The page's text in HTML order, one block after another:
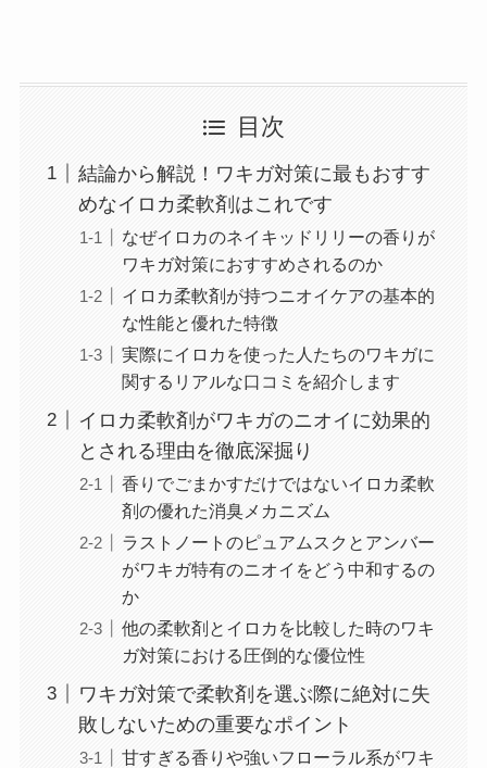
目次
結論から解説！ワキガ対策に最もおすす
めなイロカ柔軟剤はこれです
なぜイロカのネイキッドリリーの香りが
ワキガ対策におすすめされるのか
イロカ柔軟剤が持つニオイケアの基本的
な性能と優れた特徴
実際にイロカを使った人たちのワキガに
関するリアルな口コミを紹介します
イロカ柔軟剤がワキガのニオイに効果的
とされる理由を徹底深掘り
香りでごまかすだけではないイロカ柔軟
剤の優れた消臭メカニズム
ラストノートのピュアムスクとアンバー
がワキガ特有のニオイをどう中和するの
か
他の柔軟剤とイロカを比較した時のワキ
ガ対策における圧倒的な優位性
ワキガ対策で柔軟剤を選ぶ際に絶対に失
敗しないための重要なポイント
甘すぎる香りや強いフローラル系がワキ